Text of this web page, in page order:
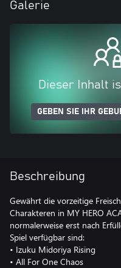
Galerie
Dieser Inhalt
GEBEN SIE IHR
Beschreibung
Gewährt die vorzeitige
Charakteren in MY HERO
normalerweise erst nach
Spiel verfügbar sind:
• Izuku Midoriya Rising
• All For One Chaos